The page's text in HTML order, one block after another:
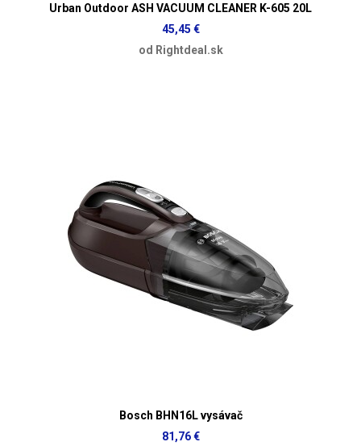
Urban Outdoor ASH VACUUM CLEANER K-605 20L
45,45 €
od Rightdeal.sk
Bosch BHN16L vysávač
81,76 €